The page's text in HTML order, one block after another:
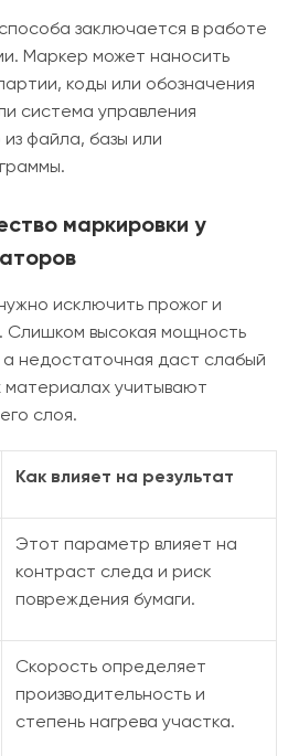
заключается в работе
Маркер может наносить
коды или обозначения
система управления
файла, базы или
маркировки у
исключить прожог и
Слишком высокая мощность
недостаточная даст слабый
материалах учитывают
слоя.
Как влияет на результат
Этот параметр влияет на
контраст следа и риск
повреждения бумаги.
Скорость определяет
производительность и
степень нагрева участка.